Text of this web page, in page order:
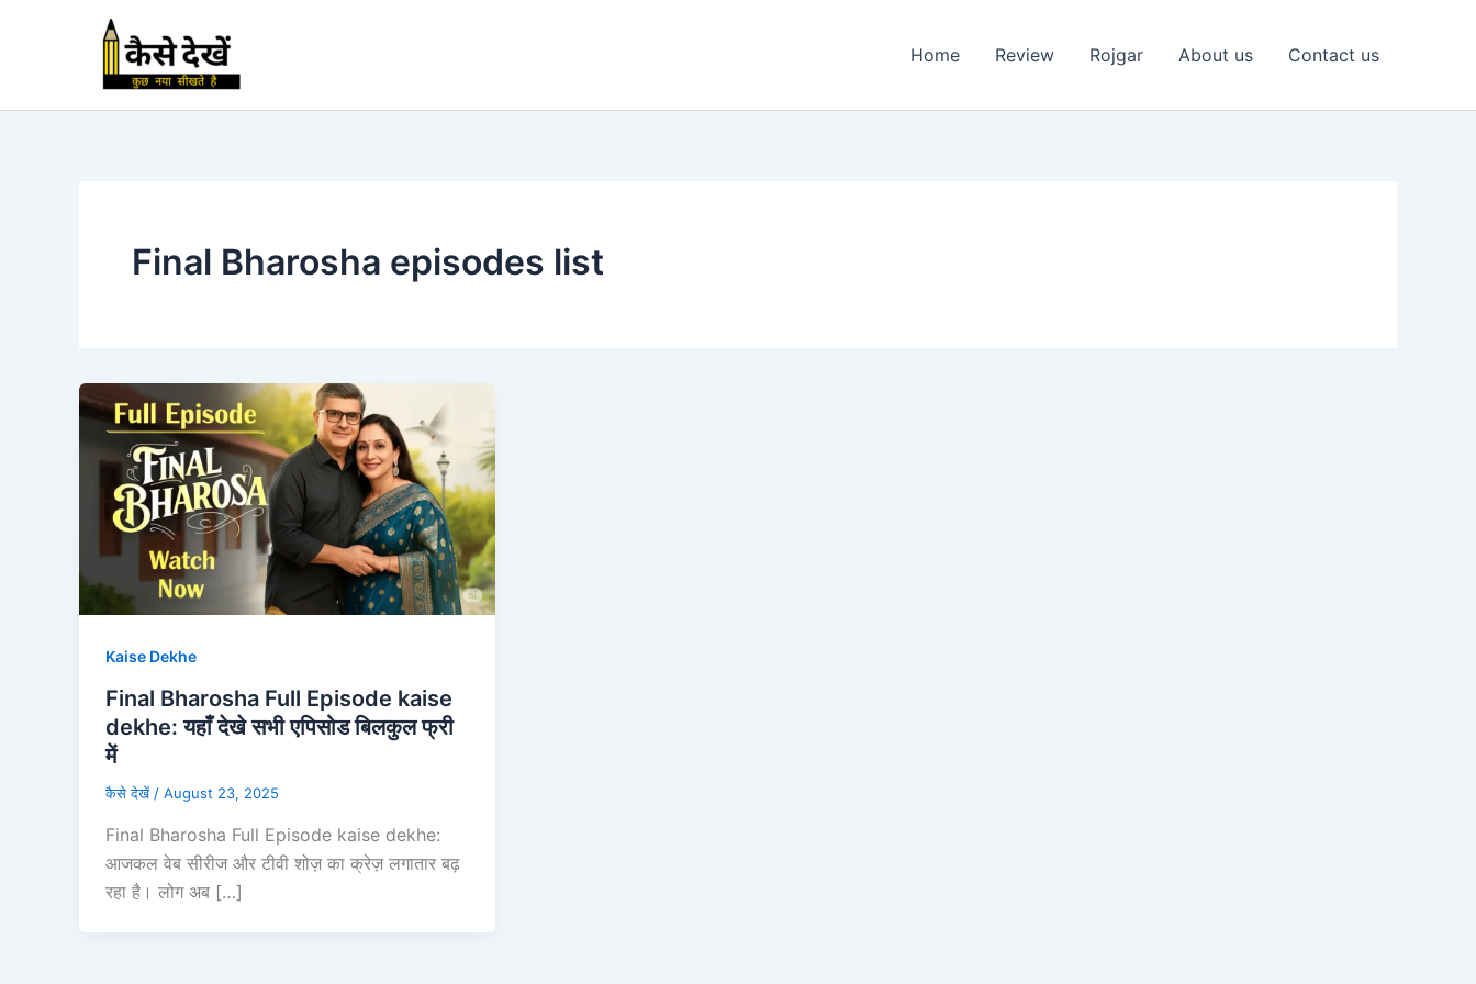
Home Review Rojgar About us Contact us
Final Bharosha episodes list
Kaise Dekhe
Final Bharosha Full Episode kaise
dekhe: यहाँ देखे सभी एपिसोड बिलकुल फ्री
में
कैसे देखें/ August 23, 2025
Final Bharosha Full Episode kaise dekhe:
आजकल वेब सीरीज और टीवी शोज़ का क्रेज़ लगातार बढ़
रहा है। लोग अब […]